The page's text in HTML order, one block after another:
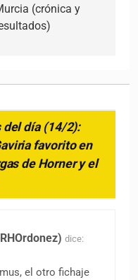
(crónica y
del día (14/2):
favorito en
de Horner y el
dice:
el otro fichaje